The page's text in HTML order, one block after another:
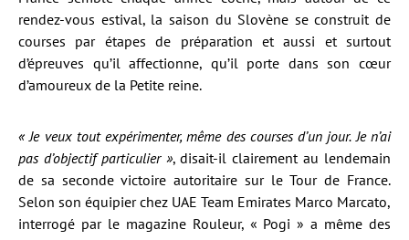
rendez-vous estival, la saison du Slovène se construit de
courses par étapes de préparation et aussi et surtout
d’épreuves qu’il affectionne, qu’il porte dans son cœur
d’amoureux de la Petite reine.
« Je veux tout expérimenter, même des courses d’un jour. Je n’ai
pas d’objectif particulier », disait-il clairement au lendemain
de sa seconde victoire autoritaire sur le Tour de France.
Selon son équipier chez UAE Team Emirates Marco Marcato,
interrogé par le magazine Rouleur, « Pogi » a même des